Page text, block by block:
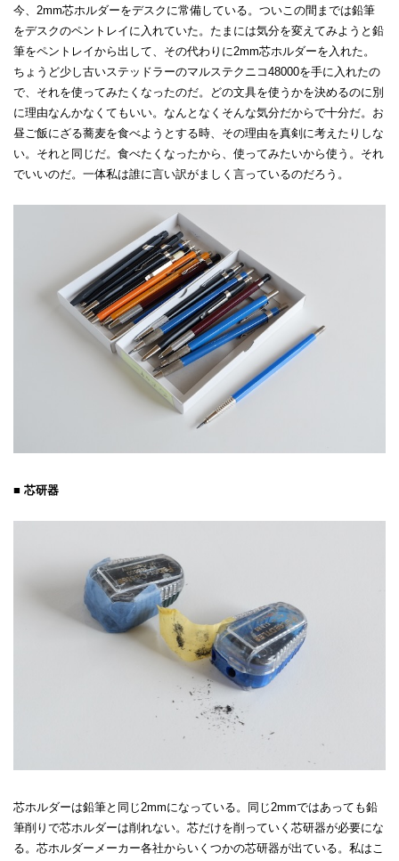
今、2mm芯ホルダーをデスクに常備している。ついこの間までは鉛筆
をデスクのペントレイに入れていた。たまには気分を変えてみようと鉛
筆をペントレイから出して、その代わりに2mm芯ホルダーを入れた。
ちょうど少し古いステッドラーのマルステクニコ48000を手に入れたの
で、それを使ってみたくなったのだ。どの文具を使うかを決めるのに別
に理由なんかなくてもいい。なんとなくそんな気分だからで十分だ。お
昼ご飯にざる蕎麦を食べようとする時、その理由を真剣に考えたりしな
い。それと同じだ。食べたくなったから、使ってみたいから使う。それ
でいいのだ。一体私は誰に言い訳がましく言っているのだろう。
■ 芯研器
芯ホルダーは鉛筆と同じ2mmになっている。同じ2mmではあっても鉛
筆削りで芯ホルダーは削れない。芯だけを削っていく芯研器が必要にな
る。芯ホルダーメーカー各社からいくつかの芯研器が出ている。私はこ